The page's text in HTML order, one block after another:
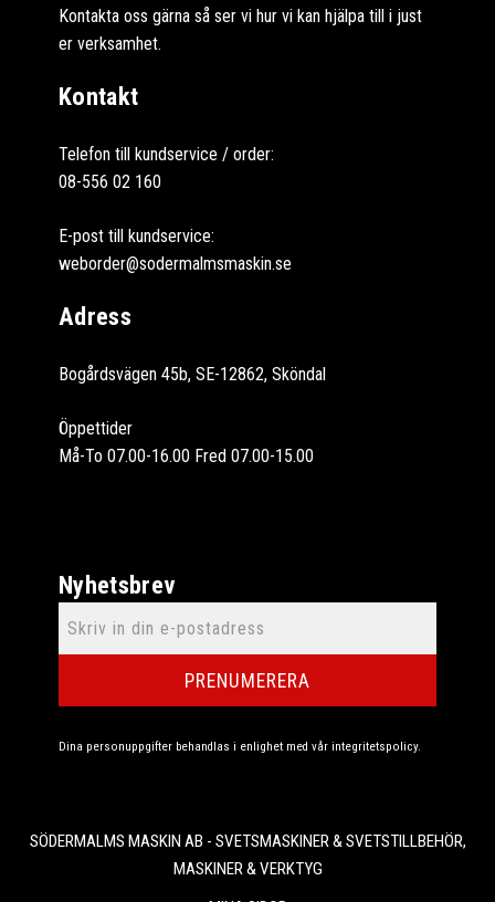
Kontakta oss gärna så ser vi hur vi kan hjälpa till i just
er verksamhet.
Kontakt
Telefon till kundservice / order:
08-556 02 160
E-post till kundservice:
weborder@sodermalmsmaskin.se
Adress
Bogårdsvägen 45b, SE-12862, Sköndal
Öppettider
Må-To 07.00-16.00 Fred 07.00-15.00
Nyhetsbrev
PRENUMERERA
Dina personuppgifter behandlas i enlighet med vår integritetspolicy.
SÖDERMALMS MASKIN AB - SVETSMASKINER & SVETSTILLBEHÖR,
MASKINER & VERKTYG